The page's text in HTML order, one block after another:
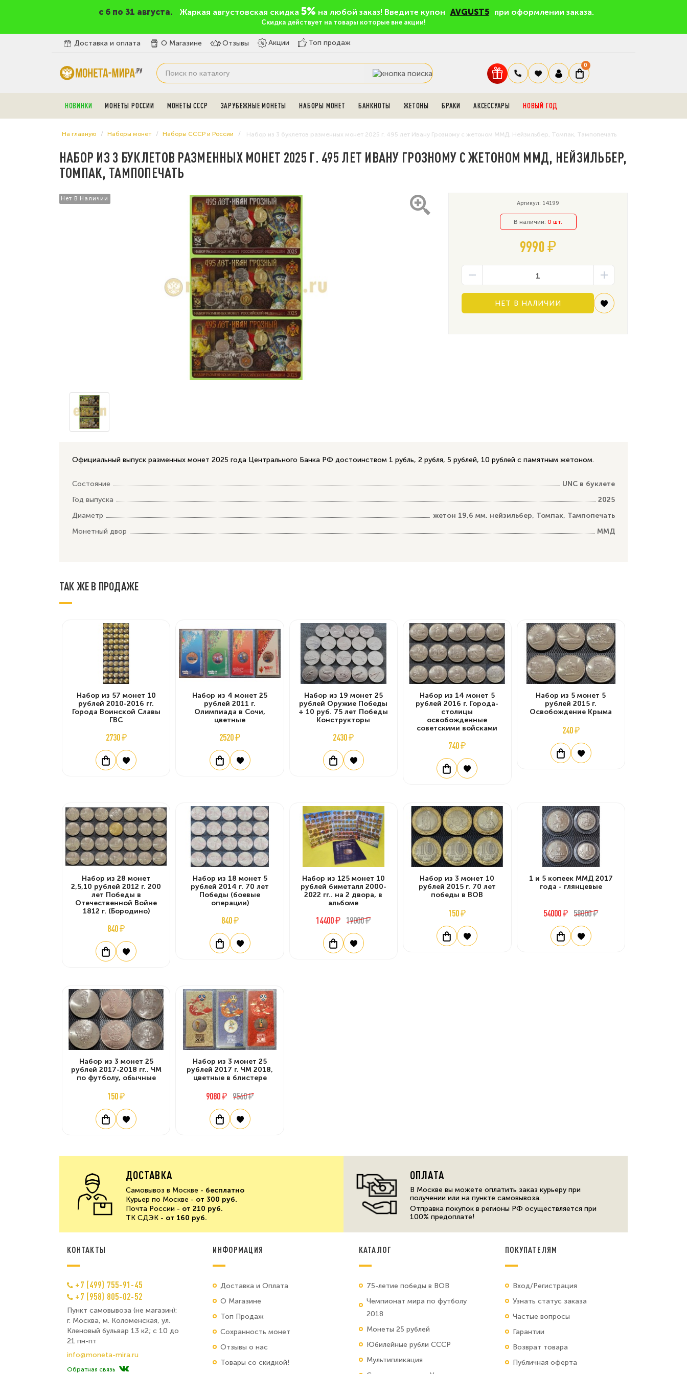
c 6 по 31 августа. Жаркая августовская скидка 5% на любой заказ! Введите купон AVGUST5 при оформлении заказа.
Скидка действует на товары которые вне акции!
Доставка и оплата О Магазине Отзывы Акции Топ продаж
0
НОВИНКИ МОНЕТЫ РОССИИ МОНЕТЫ СССР ЗАРУБЕЖНЫЕ МОНЕТЫ НАБОРЫ МОНЕТ БАНКНОТЫ ЖЕТОНЫ БРАКИ АКСЕССУАРЫ НОВЫЙ ГОД
На главную Наборы монет Наборы СССР и России Набор из 3 буклетов разменных монет 2025 г. 495 лет Ивану Грозному с жетоном ММД, Нейзильбер, Томпак, Тампопечать
НАБОР ИЗ 3 БУКЛЕТОВ РАЗМЕННЫХ МОНЕТ 2025 Г. 495 ЛЕТ ИВАНУ ГРОЗНОМУ С ЖЕТОНОМ ММД, НЕЙЗИЛЬБЕР,
ТОМПАК, ТАМПОПЕЧАТЬ
Нет В Наличии
Нет В Наличии
Артикул: 14199
В наличии:0 шт.
9990 ₽
НЕТ В НАЛИЧИИ
Официальный выпуск разменных монет 2025 года Центрального Банка РФ достоинством 1 рубль, 2 рубля, 5 рублей, 10 рублей с памятным жетоном​.
Состояние
UNC в буклете
Год выпуска
2025
Диаметр
жетон 19,6 мм. нейзильбер, Томпак, Тампопечать
Монетный двор
ММД
ТАК ЖЕ В ПРОДАЖЕ
Набор из 57 монет 10
рублей 2010-2016 гг.
Города Воинской Славы
ГВС
2730 ₽
Набор из 4 монет 25
рублей 2011 г.
Олимпиада в Сочи,
цветные
2520 ₽
Набор из 19 монет 25
рублей Оружие Победы
+ 10 руб. 75 лет Победы
Конструкторы
2430 ₽
Набор из 14 монет 5
рублей 2016 г. Города-
столицы
освобожденные
советскими войсками
740 ₽
Набор из 5 монет 5
рублей 2015 г.
Освобождение Крыма
240 ₽
Набор из 28 монет
2,5,10 рублей 2012 г. 200
лет Победы в
Отечественной Войне
1812 г. (Бородино)
840 ₽
Набор из 18 монет 5
рублей 2014 г. 70 лет
Победы (боевые
операции)
840 ₽
Набор из 125 монет 10
рублей биметалл 2000-
2022 гг.. на 2 двора, в
альбоме
14400 ₽ 19000 ₽
Набор из 3 монет 10
рублей 2015 г. 70 лет
победы в ВОВ
150 ₽
1 и 5 копеек ММД 2017
года - глянцевые
54000 ₽ 58000 ₽
Набор из 3 монет 25
рублей 2017-2018 гг.. ЧМ
по футболу, обычные
150 ₽
Набор из 3 монет 25
рублей 2017 г. ЧМ 2018,
цветные в блистере
9080 ₽ 9560 ₽
ДОСТАВКА
Самовывоз в Москве - бесплатно
Курьер по Москве - от 300 руб.
Почта России - от 210 руб.
ТК СДЭК - от 160 руб.
ОПЛАТА
В Москве вы можете оплатить заказ курьеру при
получении или на пункте самовывоза.
Отправка покупок в регионы РФ осуществляется при
100% предоплате!
КОНТАКТЫ
+7 (499) 755-91-45
+7 (958) 805-02-52
Пункт самовывоза (не магазин):
г. Москва, м. Коломенская, ул.
Кленовый бульвар 13 к2; с 10 до
21 пн-пт
info@moneta-mira.ru
Обратная связь
ИНФОРМАЦИЯ
Доставка и Оплата
О Магазине
Топ Продаж
Сохранность монет
Отзывы о нас
Товары со скидкой!
КАТАЛОГ
75-летие победы в ВОВ
Чемпионат мира по футболу
2018
Монеты 25 рублей
Юбилейные рубли СССР
Мультипликация
ПОКУПАТЕЛЯМ
Вход/Регистрация
Узнать статус заказа
Частые вопросы
Гарантии
Возврат товара
Публичная оферта